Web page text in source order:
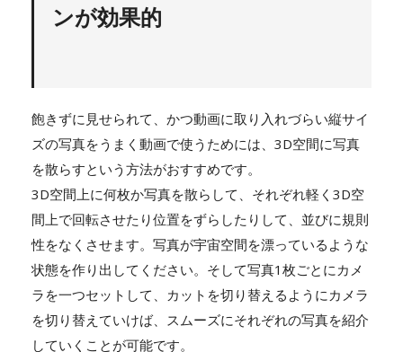
ンが効果的
飽きずに見せられて、かつ動画に取り入れづらい縦サイ
ズの写真をうまく動画で使うためには、3D空間に写真
を散らすという方法がおすすめです。
3D空間上に何枚か写真を散らして、それぞれ軽く3D空
間上で回転させたり位置をずらしたりして、並びに規則
性をなくさせます。写真が宇宙空間を漂っているような
状態を作り出してください。そして写真1枚ごとにカメ
ラを一つセットして、カットを切り替えるようにカメラ
を切り替えていけば、スムーズにそれぞれの写真を紹介
していくことが可能です。